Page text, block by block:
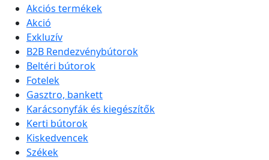
Akciós termékek
Akció
Exkluzív
B2B Rendezvénybútorok
Beltéri bútorok
Fotelek
Gasztro, bankett
Karácsonyfák és kiegészítők
Kerti bútorok
Kiskedvencek
Székek